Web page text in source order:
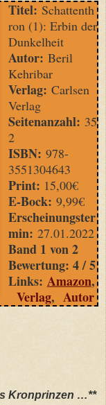
Titel: Schattenth
ron (1): Erbin der
Dunkelheit
Autor: Beril
Kehribar
Verlag: Carlsen
Verlag
Seitenanzahl: 35
2
ISBN: 978-
3551304643
Print: 15,00€
E-Bock: 9,99€
Erscheinungster
min: 27.01.2022
Band 1 von 2
Bewertung: 4 / 5
Links: Amazon,
Verlag, Autor
Kronprinzen …**